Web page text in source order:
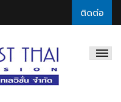
ติดต่อ